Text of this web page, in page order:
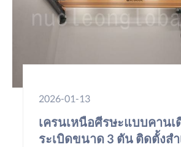
2026-01-13
เครนเหนือศีรษะแบบคานเ
ระเบิดขนาด 3 ตัน ติดตั้งสำ